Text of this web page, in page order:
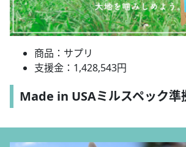
商品：サプリ
支援金：1,428,543円
Made in USAミルスペック準